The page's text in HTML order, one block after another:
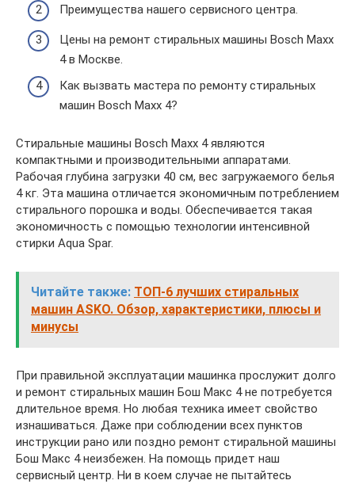
Преимущества нашего сервисного центра.
Цены на ремонт стиральных машины Bosch Maxx
4 в Москве.
Как вызвать мастера по ремонту стиральных
машин Bosch Maxx 4?
Стиральные машины Bosch Maxx 4 являются
компактными и производительными аппаратами.
Рабочая глубина загрузки 40 см, вес загружаемого белья
4 кг. Эта машина отличается экономичным потреблением
стирального порошка и воды. Обеспечивается такая
экономичность с помощью технологии интенсивной
стирки Aqua Spar.
Читайте также: ТОП-6 лучших стиральных
машин ASKO. Обзор, характеристики, плюсы и
минусы
При правильной эксплуатации машинка прослужит долго
и ремонт стиральных машин Бош Макс 4 не потребуется
длительное время. Но любая техника имеет свойство
изнашиваться. Даже при соблюдении всех пунктов
инструкции рано или поздно ремонт стиральной машины
Бош Макс 4 неизбежен. На помощь придет наш
сервисный центр. Ни в коем случае не пытайтесь